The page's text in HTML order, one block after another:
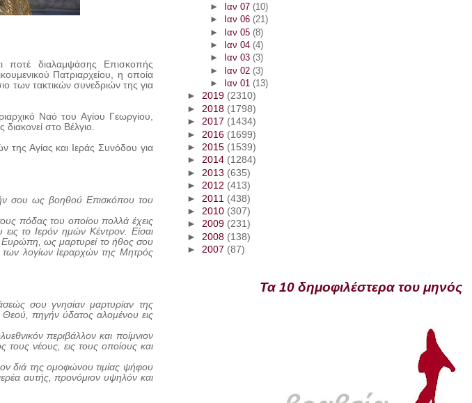
ποτέ διαλαμψάσης Επισκοπής
Πατριαρχείου, η οποία
των τακτικών συνεδριών της για
Ναό του Αγίου Γεωργίου,
στο Βέλγιο.
της Αγίας και Ιεράς Συνόδου για
σου ως βοηθού Επισκόπου του
πόδας του οποίου πολλά έχεις
το Ιερόν ημών Κέντρον. Είσαι
Ευρώπη, ως μαρτυρεί το ήθος σου
των λογίων Ιεραρχών της Μητρός
σου γνησίαν μαρτυρίαν της
πηγήν ύδατος αλομένου εις
περιβάλλον και ποίμνιον
νέους, εις τους οποίους και
διά της ομοφώνου τιμίας ψήφου
αυτής, προνόμιον υψηλόν και
►
Ιαν 07 (10)
►
Ιαν 06 (21)
► Ιαν 05 (8)
►
Ιαν 04 (4)
►
Ιαν 03 (3)
► Ιαν 02 (3)
►
Ιαν 01 (13)
►2019 (2310)
► 2018 (1798)
►2017 (1434)
► 2016 (1699)
► 2015 (1539)
►2014 (1284)
► 2013 (635)
►2012 (413)
► 2011 (438)
► 2010 (307)
►2009 (231)
► 2008 (138)
►2007 (87)
Τα 10 δημοφιλέστερα του μηνός